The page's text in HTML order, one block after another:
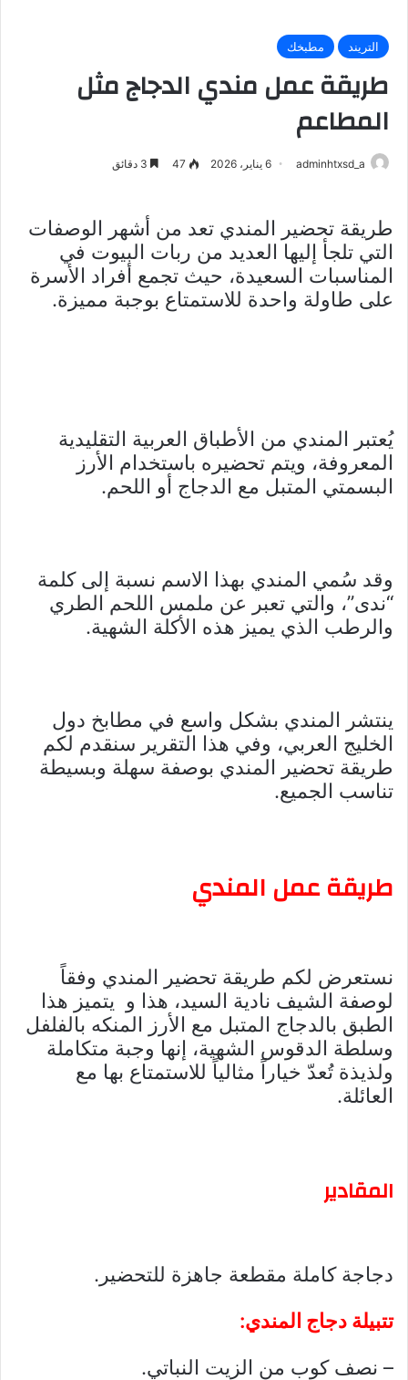
التريند مطبخك
طريقة عمل مندي الدجاج مثل
المطاعم
adminhtxsd_a 6 يناير، 2026 47
طريقة تحضير المندي تعد من أشهر الوصفات
التي تلجأ إليها العديد من ربات البيوت في
المناسبات السعيدة، حيث تجمع أفراد الأسرة
على طاولة واحدة للاستمتاع بوجبة مميزة.
يُعتبر المندي من الأطباق العربية التقليدية
المعروفة، ويتم تحضيره باستخدام الأرز
البسمتي المتبل مع الدجاج أو اللحم.
وقد سُمي المندي بهذا الاسم نسبة إلى كلمة
“ندى”، والتي تعبر عن ملمس اللحم الطري
والرطب الذي يميز هذه الأكلة الشهية.
ينتشر المندي بشكل واسع في مطابخ دول
الخليج العربي، وفي هذا التقرير سنقدم لكم
طريقة تحضير المندي بوصفة سهلة وبسيطة
تناسب الجميع.
طريقة عمل المندي
نستعرض لكم طريقة تحضير المندي وفقاً
لوصفة الشيف نادية السيد، هذا و يتميز هذا
الطبق بالدجاج المتبل مع الأرز المنكه بالفلفل
وسلطة الدقوس الشهية، إنها وجبة متكاملة
ولذيذة تُعدّ خياراً مثالياً للاستمتاع بها مع
العائلة.
المقادير
دجاجة كاملة مقطعة جاهزة للتحضير.
تتبيلة دجاج المندي:
– نصف كوب من الزيت النباتي.